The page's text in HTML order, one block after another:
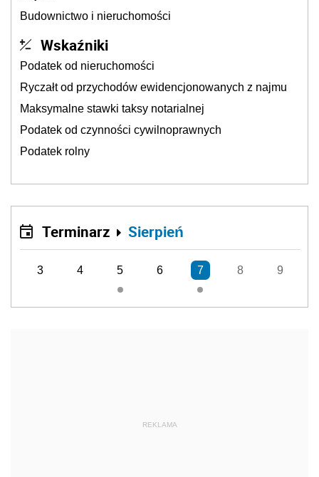
Budownictwo i nieruchomości
Wskaźniki
Podatek od nieruchomości
Ryczałt od przychodów ewidencjonowanych z najmu
Maksymalne stawki taksy notarialnej
Podatek od czynności cywilnoprawnych
Podatek rolny
Terminarz Sierpień
3 4 5 6 7 8 9
REKLAMA